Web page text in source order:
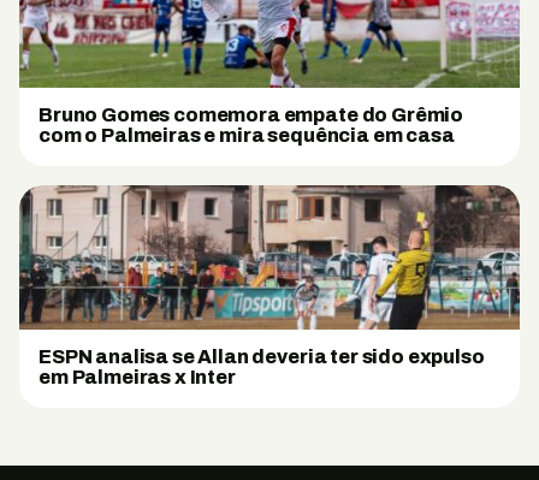
Bruno Gomes comemora empate do Grêmio
com o Palmeiras e mira sequência em casa
ESPN analisa se Allan deveria ter sido expulso
em Palmeiras x Inter